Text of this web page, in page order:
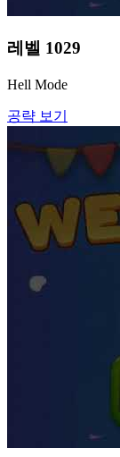
레벨 1029
Hell Mode
공략 보기